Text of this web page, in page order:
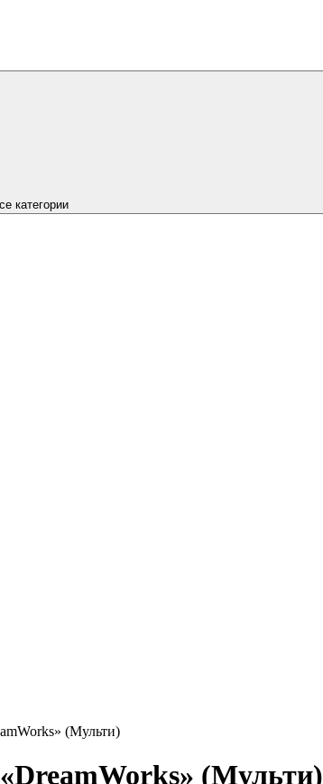
категории
(Мульти)
(Мульти)